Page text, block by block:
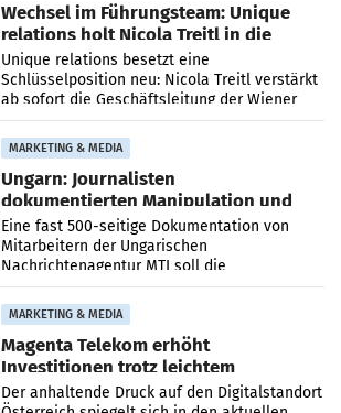
Wechsel im Führungsteam: Unique
relations holt Nicola Treitl in die
Geschäftsleitung
Unique relations besetzt eine
Schlüsselposition neu: Nicola Treitl verstärkt
ab sofort die Geschäftsleitung der Wiener
PR-Agentur an der Seite von Josef Kalina und
Anna Kalina-Mahr.
MARKETING & MEDIA
Ungarn: Journalisten
dokumentierten Manipulation und
Zensur
Eine fast 500-seitige Dokumentation von
Mitarbeitern der Ungarischen
Nachrichtenagentur MTI soll die
systematische Nachrichten-Manipulation und
Zensur bei der Agentur während der Zeit
MARKETING & MEDIA
Magenta Telekom erhöht
Investitionen trotz leichtem
Umsatzrückgang
Der anhaltende Druck auf den Digitalstandort